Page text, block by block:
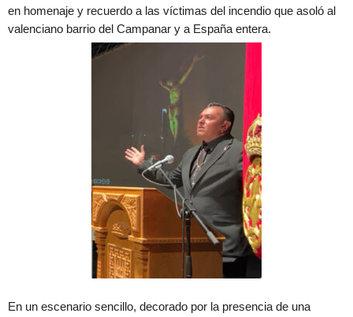
en homenaje y recuerdo a las víctimas del incendio que asoló al
valenciano barrio del Campanar y a España entera.
En un escenario sencillo, decorado por la presencia de una